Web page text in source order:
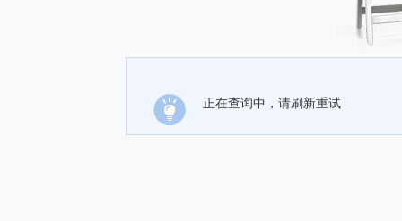
正在查询中，请刷新重试